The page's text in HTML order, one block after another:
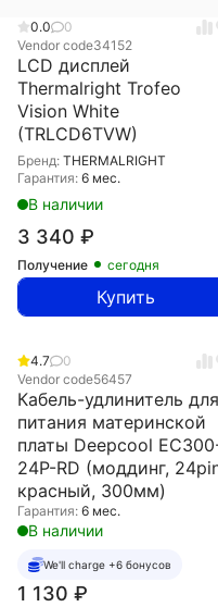
0.0
0
Vendor code34152
LCD дисплей
Thermalright Trofeo
Vision White
(TRLCD6TVW)
Бренд: THERMALRIGHT
Гарантия: 6 мес.
В наличии
3 340 ₽
Получение сегодня
Купить
4.7
0
Vendor code56457
Кабель-удлинитель для
питания материнcкой
платы Deepcool
24P-RD (моддинг,
красный, 300мм)
Гарантия: 6 мес.
В наличии
We'll charge +6 бонусов
1 130 ₽